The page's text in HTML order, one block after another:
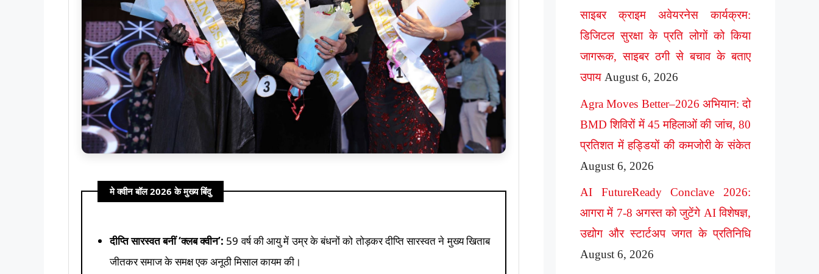
मे क्वीन बॉल 2026 के मुख्य बिंदु
दीप्ति सारस्वत बनीं ‘क्लब क्वीन’: 59 वर्ष की आयु में उम्र के बंधनों को तोड़कर दीप्ति सारस्वत ने मुख्य खिताब
जीतकर समाज के समक्ष एक अनूठी मिसाल कायम की।
साइबर क्राइम अवेयरनेस कार्यक्रम:
डिजिटल सुरक्षा के प्रति लोगों को किया
जागरूक, साइबर ठगी से बचाव के बताए
उपाय August 6, 2026
Agra Moves Better–2026 अभियान: दो
BMD शिविरों में 45 महिलाओं की जांच, 80
प्रतिशत में हड्डियों की कमजोरी के संकेत
August 6, 2026
AI FutureReady Conclave 2026:
आगरा में 7-8 अगस्त को जुटेंगे AI विशेषज्ञ,
उद्योग और स्टार्टअप जगत के प्रतिनिधि
August 6, 2026